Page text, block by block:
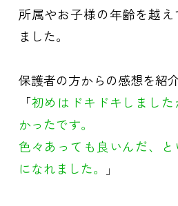
所属やお子様の年齢を越
ました。
保護者の方からの感想を紹介
「初めはドキドキしまし
かったです。
色々あっても良いんだ、
になれました。
」